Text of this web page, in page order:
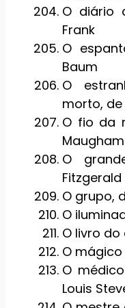
O diário
Frank
O
Baum
O
morto, de
O fio da
Maugham
O
Fitzgerald
O grupo,
O
O livro
O mágico
O
Louis